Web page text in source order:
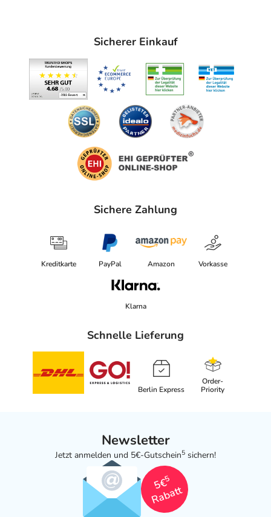
Sicherer Einkauf
Sichere Zahlung
Kreditkarte PayPal Amazon Vorkasse
Klarna
Schnelle Lieferung
Berlin Express
Order-
Priority
Newsletter
Jetzt anmelden und 5€-Gutschein5 sichern!
5€
5
Rabatt